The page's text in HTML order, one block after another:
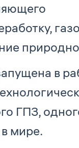
в
ГПЗ,
мире.